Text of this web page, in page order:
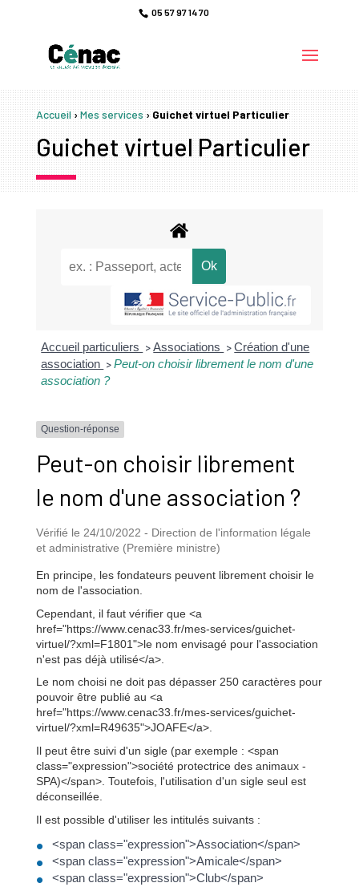
05 57 97 14 70
Accueil›Mes services›Guichet virtuel Particulier
Guichet virtuel Particulier
Accueil particuliers > Associations > Création d'une
association > Peut-on choisir librement le nom d'une
association ?
Question-réponse
Peut-on choisir librement
le nom d'une association ?
Vérifié le 24/10/2022 - Direction de l'information légale
et administrative (Première ministre)
En principe, les fondateurs peuvent librement choisir le
nom de l'association.
Cependant, il faut vérifier que <a
href="https://www.cenac33.fr/mes-services/guichet-
virtuel/?xml=F1801">le nom envisagé pour l'association
n'est pas déjà utilisé</a>.
Le nom choisi ne doit pas dépasser 250 caractères pour
pouvoir être publié au <a
href="https://www.cenac33.fr/mes-services/guichet-
virtuel/?xml=R49635">JOAFE</a>.
Il peut être suivi d'un sigle (par exemple : <span
class="expression">société protectrice des animaux -
SPA)</span>. Toutefois, l'utilisation d'un sigle seul est
déconseillée.
Il est possible d'utiliser les intitulés suivants :
<span class="expression">Association</span>
<span class="expression">Amicale</span>
<span class="expression">Club</span>